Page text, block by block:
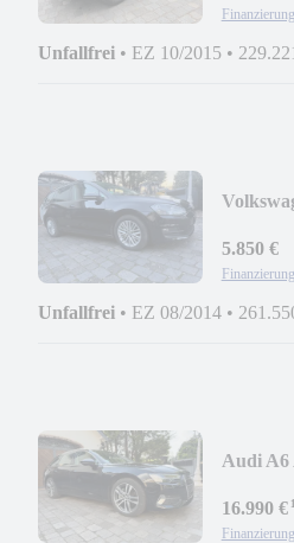
Unfallfrei • EZ 10/2015 •
5.850 €
Unfallfrei • EZ 08/2014 •
Audi A6
16.990 €¹